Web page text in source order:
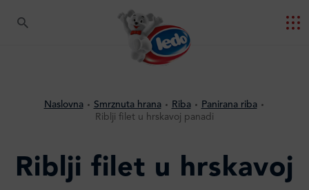
Naslovna Smrznuta hrana Riba
Panirana riba
Riblji filet u hrskavoj panadi
Riblji filet u hrskavoj